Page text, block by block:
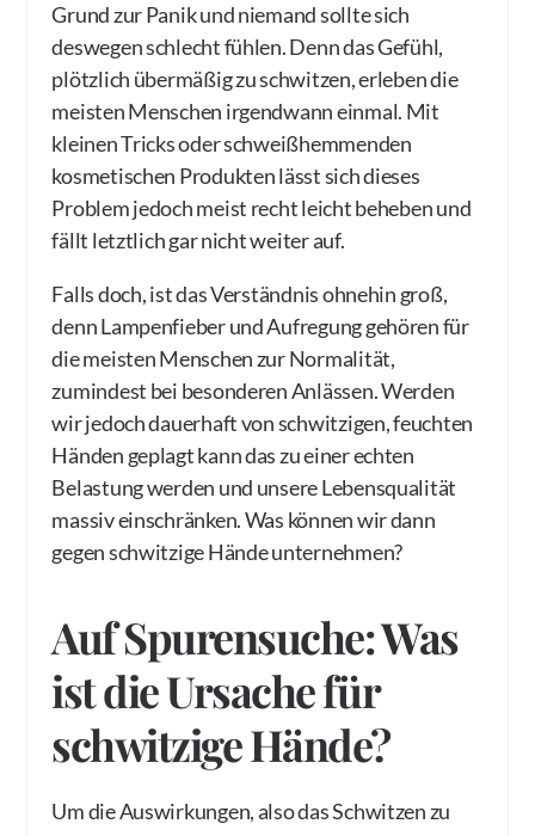
Grund zur Panik und niemand sollte sich
deswegen schlecht fühlen. Denn das Gefühl,
plötzlich übermäßig zu schwitzen, erleben die
meisten Menschen irgendwann einmal. Mit
kleinen Tricks oder schweißhemmenden
kosmetischen Produkten lässt sich dieses
Problem jedoch meist recht leicht beheben und
fällt letztlich gar nicht weiter auf.
Falls doch, ist das Verständnis ohnehin groß,
denn Lampenfieber und Aufregung gehören für
die meisten Menschen zur Normalität,
zumindest bei besonderen Anlässen. Werden
wir jedoch dauerhaft von schwitzigen, feuchten
Händen geplagt kann das zu einer echten
Belastung werden und unsere Lebensqualität
massiv einschränken. Was können wir dann
gegen schwitzige Hände unternehmen?
Auf Spurensuche: Was
ist die Ursache für
schwitzige Hände?
Um die Auswirkungen, also das Schwitzen zu